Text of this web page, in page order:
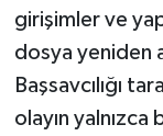
girişimler ve
dosya yeniden
Başsavcılığı
olayın yalnızca